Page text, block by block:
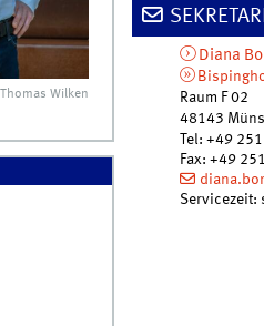
Wilken
Diana
Raum F 02
48143
Tel:+49
Fax:+49
Servicezeit: